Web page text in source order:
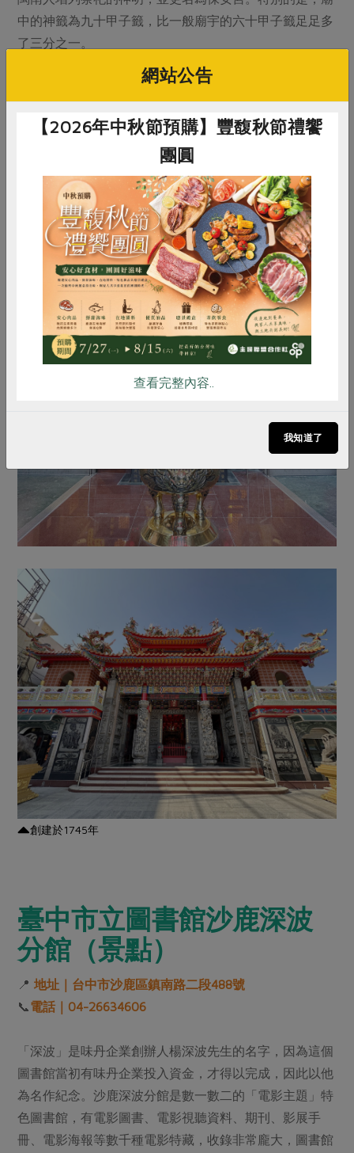
中的神籤為九十甲子籤，比一般廟宇的六十甲子籤足足多
了三分之一。
■看過來：從沙鹿火車站走過來約六分鐘。
創建於1745年
臺中市立圖書館沙鹿深波
分館（景點）
📍地址｜台中市沙鹿區鎮南路二段488號
📞電話｜04-26634606
「深波」是味丹企業創辦人楊深波先生的名字，因為這個
圖書館當初有味丹企業投入資金，才得以完成，因此以他
為名作紀念。沙鹿深波分館是數一數二的「電影主題」特
色圖書館，有電影圖書、電影視聽資料、期刊、影展手
冊、電影海報等數千種電影特藏，收錄非常龐大，圖書館
惜食 RPET 食譜 減硝酸鹽
雞蛋 食安 共同購買
網站公告
【2026年中秋節預購】豐馥秋節禮饗
團圓
查看完整內容..
我知道了